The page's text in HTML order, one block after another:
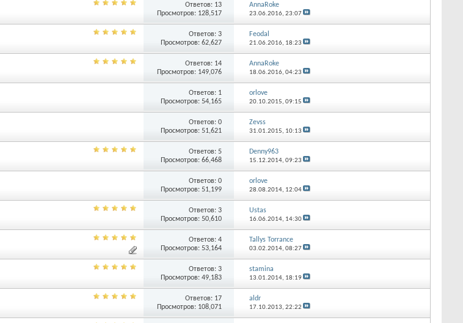
Ответов: 13
Просмотров: 128,517
AnnaRoke
23.06.2016, 23:07
Ответов: 3
Просмотров: 62,627
Feodal
21.06.2016, 18:23
Ответов: 14
Просмотров: 149,076
AnnaRoke
18.06.2016, 04:23
Ответов: 1
Просмотров: 54,165
orlove
20.10.2015, 09:15
Ответов: 0
Просмотров: 51,621
Zevss
31.01.2015, 10:13
Ответов: 5
Просмотров: 66,468
Denny963
15.12.2014, 09:23
Ответов: 0
Просмотров: 51,199
orlove
28.08.2014, 12:04
Ответов: 3
Просмотров: 50,610
Ustas
16.06.2014, 14:30
Ответов: 4
Просмотров: 53,164
Tallys Torrance
03.02.2014, 08:27
Ответов: 3
Просмотров: 49,183
stamina
13.01.2014, 18:19
Ответов: 17
Просмотров: 108,071
aldr
17.10.2013, 22:22